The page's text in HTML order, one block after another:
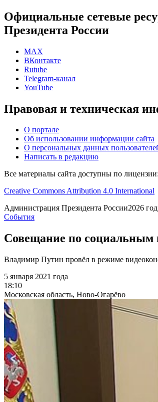
Официальные сетевые
Президента России
MAX
ВКонтакте
Rutube
Telegram-канал
YouTube
Правовая и техническая
О портале
Об использовании информации сайта
О персональных данных
Написать в редакцию
Все материалы сайта доступны по лицензии:
Creative Commons Attribution 4.0 International
Администрация Президента России2026 год
События
Совещание по социальным
Владимир Путин провёл в режиме
5 января 2021 года
18:10
Московская область, Ново-Огарёво